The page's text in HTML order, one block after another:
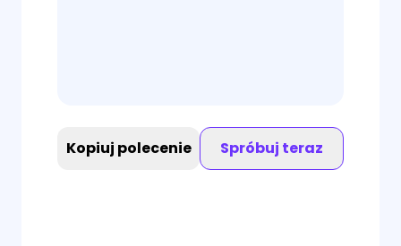
Kopiuj polecenie Spróbuj teraz